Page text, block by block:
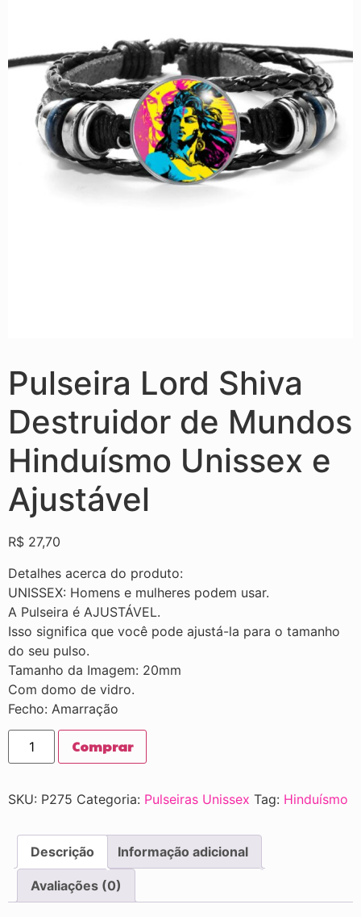
Pulseira Lord Shiva
Destruidor de Mundos
Hinduísmo Unissex e
Ajustável
R$ 27,70
Detalhes acerca do produto:
UNISSEX: Homens e mulheres podem usar.
A Pulseira é AJUSTÁVEL.
Isso significa que você pode ajustá-la para o tamanho
do seu pulso.
Tamanho da Imagem: 20mm
Com domo de vidro.
Fecho: Amarração
Comprar
SKU: P275 Categoria: Pulseiras Unissex Tag: Hinduísmo
Descrição Informação adicional
Avaliações (0)